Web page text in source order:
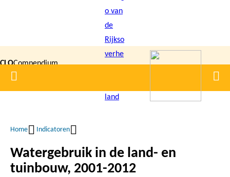
inhoud
gaan
CLOCompendium
voor de
Home
Kruimelpad
Home Indicatoren
Watergebruik in de land- en
tuinbouw, 2001-2012